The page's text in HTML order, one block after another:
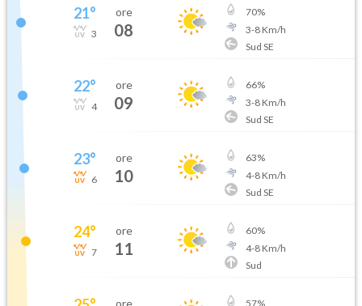
21°
3
ore
08
70%
3-8Km/h
Sud SE
22°
4
ore
09
66%
3-8Km/h
Sud SE
23°
6
ore
10
63%
4-8Km/h
Sud SE
24°
7
ore
11
60%
4-8Km/h
Sud
ore 57%